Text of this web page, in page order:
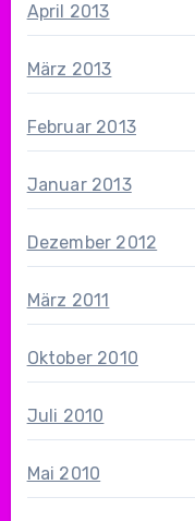
April 2013
März 2013
Februar 2013
Januar 2013
Dezember 2012
März 2011
Oktober 2010
Juli 2010
Mai 2010